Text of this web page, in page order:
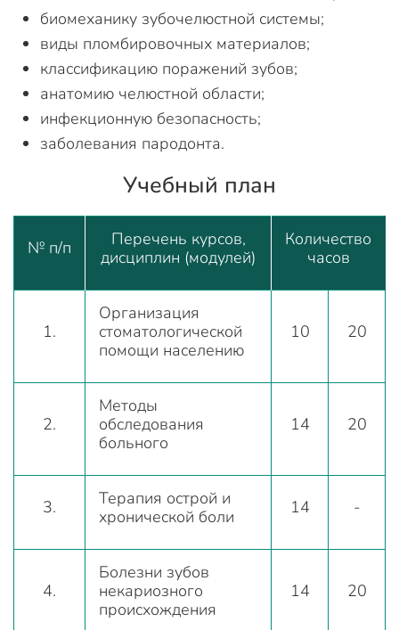
биомеханику зубочелюстной системы;
виды пломбировочных материалов;
классификацию поражений зубов;
анатомию челюстной области;
инфекционную безопасность;
заболевания пародонта.
Учебный план
№ п/п
Перечень курсов,
дисциплин (модулей)
Количество
часов
1.
Организация
стоматологической
помощи населению
10 20
2.
Методы
обследования
больного
14 20
3.
Терапия острой и
хронической боли
14 -
4.
Болезни зубов
некариозного
происхождения
14 20